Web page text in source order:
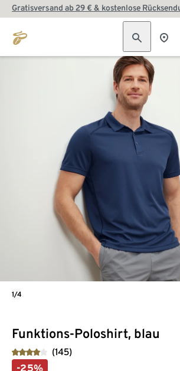
Gratisversand ab 29 € & kostenlose
Funktions-Poloshirt, blau
(145)
-25%
1/4